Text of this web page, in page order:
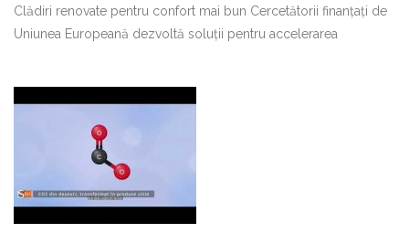
Clădiri renovate pentru confort mai bun Cercetătorii finanțați de
Uniunea Europeană dezvoltă soluții pentru accelerarea